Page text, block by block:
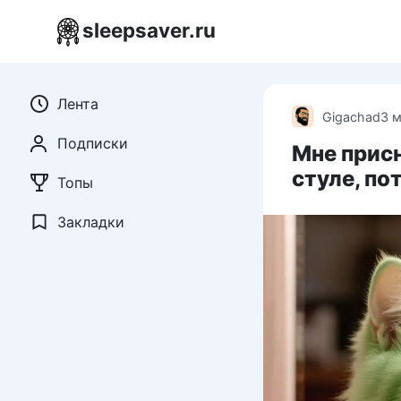
sleepsaver.ru
Gigachad3
Мне
стуле,
Лента
Подписки
Топы
Закладки